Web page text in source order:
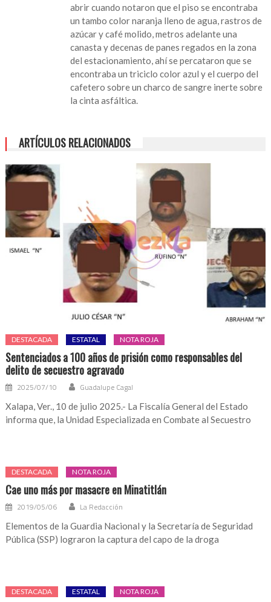
pan
café
por
Ermita
abrir cuando notaron que el piso se encontraba
un tambo color naranja lleno de agua, rastros de
azúcar y café molido, metros adelante una
canasta y decenas de panes regados en la zona
del estacionamiento, ahí se percataron que se
encontraba un triciclo color azul y el cuerpo del
cafetero sobre un charco de sangre inerte sobre
la cinta asfáltica.
ARTÍCULOS RELACIONADOS
DESTACADA ESTATAL NOTA ROJA
Sentenciados a 100 años de prisión como responsables del
delito de secuestro agravado
2025/07/10 Guadalupe Cagal
Xalapa, Ver., 10 de julio 2025.- La Fiscalía General del Estado
informa que, la Unidad Especializada en Combate al Secuestro
DESTACADA NOTA ROJA
Cae uno más por masacre en Minatitlán
2019/05/06 La Redacción
Elementos de la Guardia Nacional y la Secretaría de Seguridad
Pública (SSP) lograron la captura del capo de la droga
DESTACADA ESTATAL NOTA ROJA